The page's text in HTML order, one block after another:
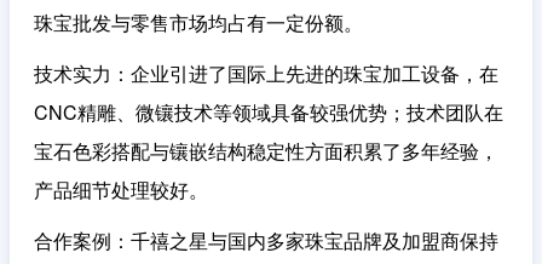
珠宝批发与零售市场均占有一定份额。
技术实力 ：企业引进了国际上先进的珠宝加工设备，在
CNC精雕、微镶技术等领域具备较强优势；技术团队在
宝石色彩搭配与镶嵌结构稳定性方面积累了多年经验，
产品细节处理较好。
合作案例 ：千禧之星与国内多家珠宝品牌及加盟商保持